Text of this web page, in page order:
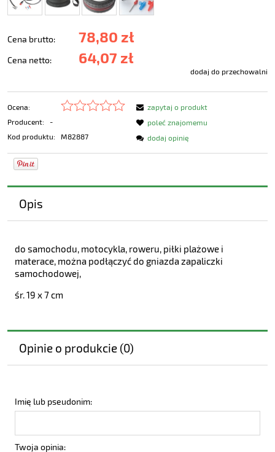
Cena brutto: 78,80 zł
Cena netto: 64,07 zł
dodaj do przechowalni
Ocena:
Producent:
-
Kod produktu:
M82887
zapytaj o produkt
poleć znajomemu
dodaj opinię
Opis
do samochodu, motocykla, roweru, piłki plażowe i
materace, można podłączyć do gniazda zapaliczki
samochodowej,
śr. 19 x 7 cm
Opinie o produkcie (0)
Imię lub pseudonim:
Twoja opinia: